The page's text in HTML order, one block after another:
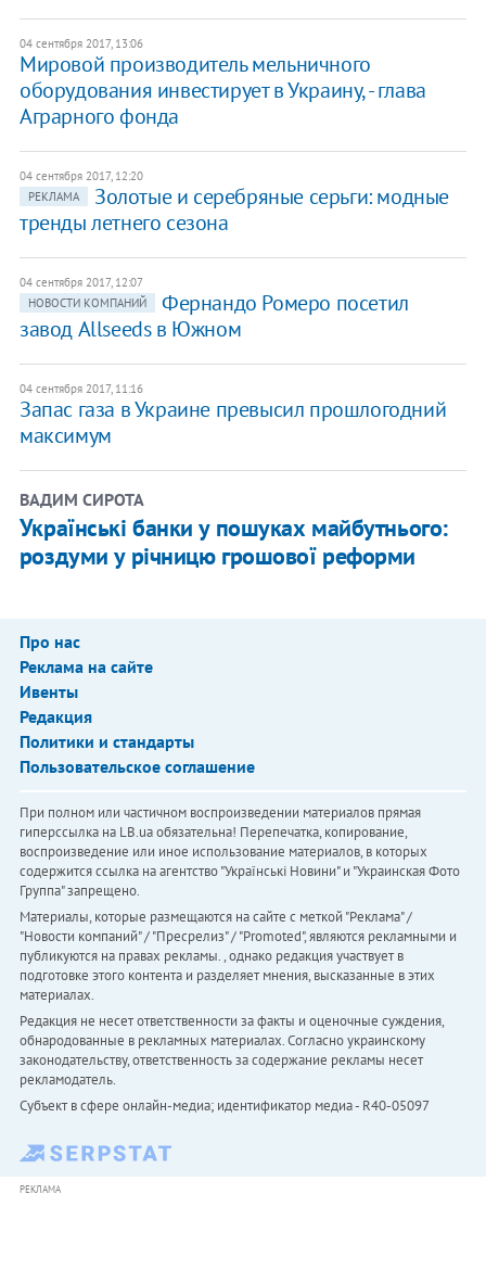
04 сентября 2017, 13:06
Мировой производитель мельничного
оборудования инвестирует в Украину, - глава
Аграрного фонда
04 сентября 2017, 12:20
РЕКЛАМА
Золотые и серебряные серьги: модные
тренды летнего сезона
04 сентября 2017, 12:07
НОВОСТИ КОМПАНИЙ
Фернандо Ромеро посетил
завод Allseeds в Южном
04 сентября 2017, 11:16
Запас газа в Украине превысил прошлогодний
максимум
ВАДИМ СИРОТА
Українські банки у пошуках майбутнього:
роздуми у річницю грошової реформи
Про нас
Реклама на сайте
Ивенты
Редакция
Политики и стандарты
Пользовательское соглашение
При полном или частичном воспроизведении материалов прямая
гиперссылка на LB.ua обязательна! Перепечатка, копирование,
воспроизведение или иное использование материалов, в которых
содержится ссылка на агентство "Українськi Новини" и "Украинская Фото
Группа" запрещено.
Материалы, которые размещаются на сайте с меткой "Реклама" /
"Новости компаний" / "Пресрелиз" / "Promoted", являются рекламными и
публикуются на правах рекламы. , однако редакция участвует в
подготовке этого контента и разделяет мнения, высказанные в этих
материалах.
Редакция не несет ответственности за факты и оценочные суждения,
обнародованные в рекламных материалах. Согласно украинскому
законодательству, ответственность за содержание рекламы несет
рекламодатель.
Субъект в сфере онлайн-медиа; идентификатор медиа - R40-05097
РЕКЛАМА